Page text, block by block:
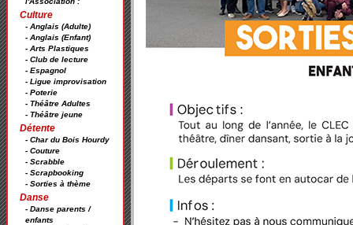
Culture
- Anglais (Adulte)
- Anglais (Enfant)
- Arts Plastiques
- Club de lecture
- Espagnol
- Ligue improvisation
- Poterie
- Théâtre Adultes
- Théâtre jeune
Détente
- Char du Bois Hourdy
- Couture
- Scrabble
- Scrapbooking
- Sorties à thème
Danse
- Danse parents /
enfants